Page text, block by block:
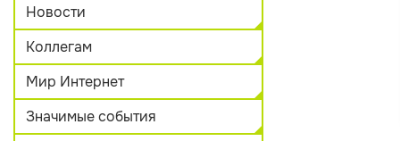
Новости
Коллегам
Мир Интернет
Значимые события